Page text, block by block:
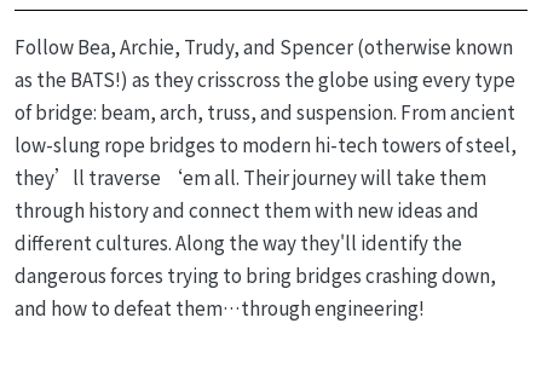
Follow Bea, Archie, Trudy, and Spencer (otherwise known
as the BATS!) as they crisscross the globe using every type
of bridge: beam, arch, truss, and suspension. From ancient
low-slung rope bridges to modern hi-tech towers of steel,
they’ll traverse ‘em all. Their journey will take them
through history and connect them with new ideas and
different cultures. Along the way they'll identify the
dangerous forces trying to bring bridges crashing down,
and how to defeat them…through engineering!